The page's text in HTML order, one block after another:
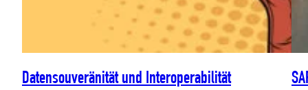
Datensouveränität und Interoperabilität